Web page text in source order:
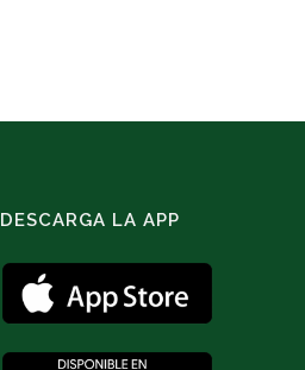
DESCARGA LA APP